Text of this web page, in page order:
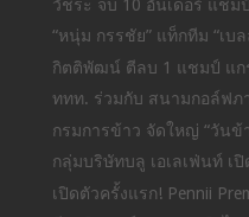
วัชระ จบ 10 อันเดอร์ แชม
“หนุ่ม กรรชัย” แท็กทีม “เบ
กิตติพัฒน์ ตีลบ 1 แชมป์ แก
ททท. ร่วมกับ สนามกอล์ฟ
กรมการข้าว จัดใหญ่ “วัน
กลุ่มบริษัทบลู เอเลเฟ่นท์ เ
เปิดตัวครั้งแรก! Pennii